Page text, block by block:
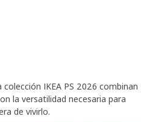
IKEA PS 2026 combinan
la versatilidad necesaria para
de vivirlo.